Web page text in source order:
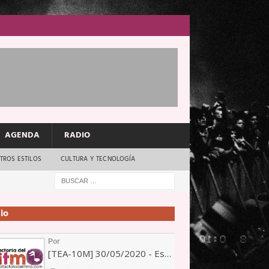
AGENDA RADIO
ESTILOS CULTURA Y TECNOLOGÍA